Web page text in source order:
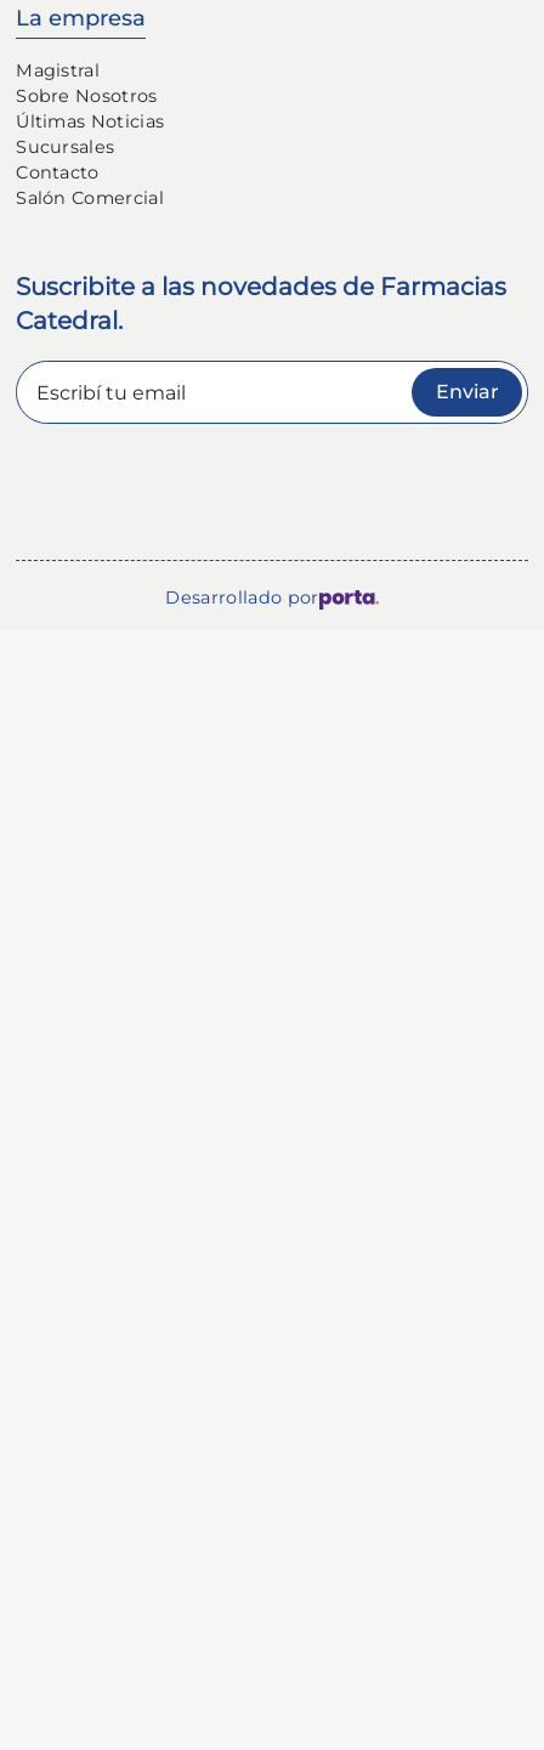
La empresa
Magistral
Sobre Nosotros
Últimas Noticias
Sucursales
Contacto
Salón Comercial
Suscribite a las novedades de Farmacias
Catedral.
Enviar
Desarrollado por